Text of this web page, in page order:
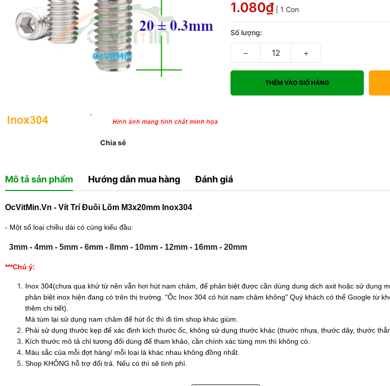
Chia sẻ
1.080₫ | 1 Con
Số lượng:
− +
THÊM VÀO GIỎ HÀNG
Mô tả sản phẩm Hướng dẫn mua hàng Đánh giá
OcVitMin.Vn - Vít Trí Đuôi Lõm M3x20mm Inox304
- Một số loại chiều dài có cùng kiểu đầu:
3mm - 4mm - 5mm - 6mm - 8mm - 10mm - 12mm - 16mm - 20mm
***Chú ý:
Inox 304(chưa qua khử từ nên vẫn hơi hút nam châm, để phân biệt được cần dùng dung dịch axit hoặc sử dụng
phân biệt inox hiện đang có trên thị trường. "Ốc Inox 304 có hút nam châm không" Quý khách có thể Google từ
thêm chi tiết).
Mà túm lại sử dụng nam châm để hút ốc thì đi tìm shop khác giùm.
Phải sử dụng thước kẹp để xác định kích thước ốc, không sử dụng thước khác (thước nhựa, thước dây, thước
Kích thước mô tả chỉ tương đối dùng để tham khảo, cần chính xác từng mm thì không có.
Màu sắc của mỗi đợt hàng/ mỗi loại là khác nhau không đồng nhất.
Shop KHÔNG hỗ trợ đổi trả. Nếu có thì sẽ tính phí.